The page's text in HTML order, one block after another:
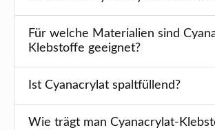
Für welche Materialien sind
Klebstoffe geeignet?
Ist Cyanacrylat spaltfüllend?
Wie trägt man Cyanacrylat-